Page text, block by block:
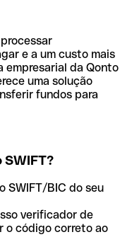
e a um custo mais
empresarial da Qonto
uma solução
fundos para
SWIFT/BIC do seu
verificador de
o código correto ao